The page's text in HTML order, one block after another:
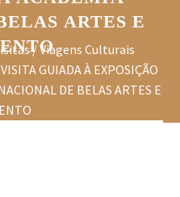
ARTES E
/ Viagens Culturais
GUIADA À EXPOSIÇÃO
DE BELAS ARTES E